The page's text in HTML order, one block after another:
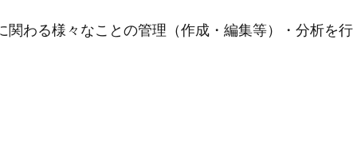
わる様々なことの管理（作成・編集等）・分析を行